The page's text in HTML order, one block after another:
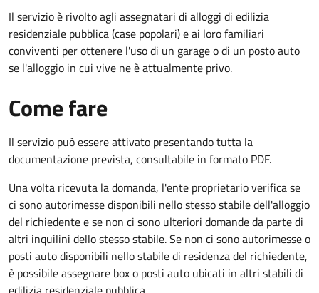
Il servizio è rivolto agli assegnatari di alloggi di edilizia
residenziale pubblica (case popolari) e ai loro familiari
conviventi per ottenere l'uso di un garage o di un posto auto
se l'alloggio in cui vive ne è attualmente privo.
Come fare
Il servizio può essere attivato presentando tutta la
documentazione prevista, consultabile in formato PDF.
Una volta ricevuta la domanda, l'ente proprietario verifica se
ci sono autorimesse disponibili nello stesso stabile dell'alloggio
del richiedente e se non ci sono ulteriori domande da parte di
altri inquilini dello stesso stabile.Se non ci sono autorimesse o
posti auto disponibili nello stabile di residenza del richiedente,
è possibile assegnare box o posti auto ubicati in altri stabili di